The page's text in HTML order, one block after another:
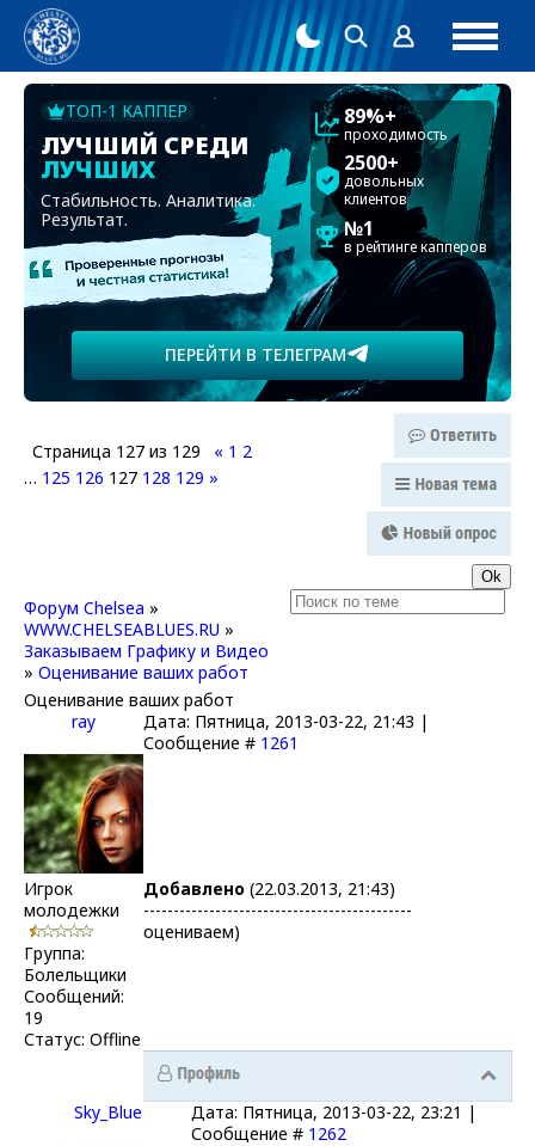
ТОП-1 КАППЕР
ЛУЧШИЙ СРЕДИ
ЛУЧШИХ
Стабильность. Аналитика.
Результат.
89%+
проходимость
2500+
довольных
клиентов
№1
в рейтинге капперов
ПЕРЕЙТИ В ТЕЛЕГРАМ
Страница 127 из 129 « 1 2
… 125 126 127 128 129 »
Форум Chelsea »
WWW.CHELSEABLUES.RU »
Заказываем Графику и Видео
» Оценивание ваших работ
Оценивание ваших работ
ray
Дата: Пятница, 2013-03-22, 21:43 |
Сообщение # 1261
Игрок
молодежки
Группа:
Болельщики
Сообщений:
19
Статус: Offline
Добавлено (22.03.2013, 21:43)
---------------------------------------------
оцениваем)
Sky_Blue
Дата: Пятница, 2013-03-22, 23:21 |
Сообщение # 1262